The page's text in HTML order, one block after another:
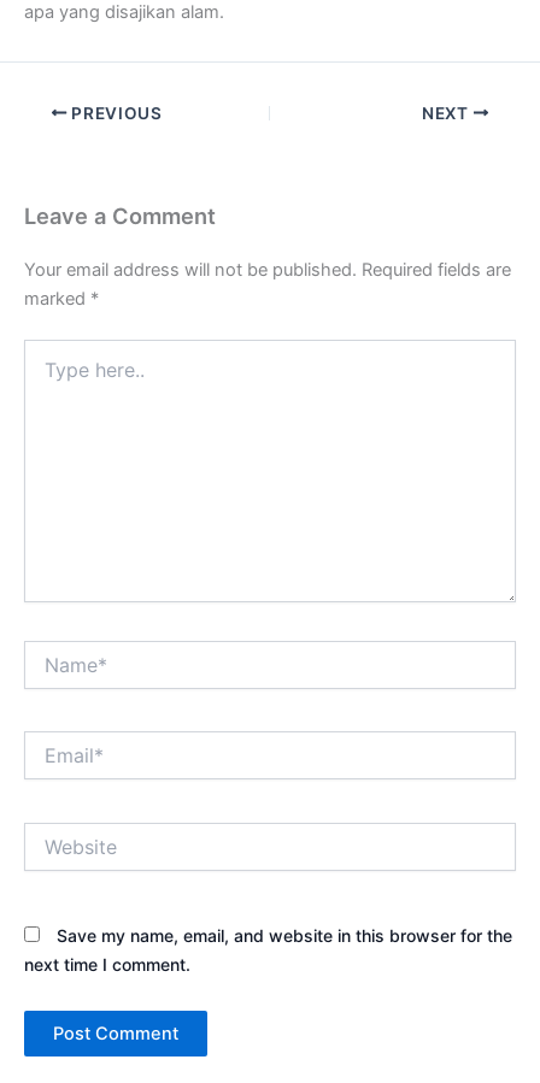
apa yang disajikan alam.
PREVIOUS NEXT
Leave a Comment
Your email address will not be published. Required fields are
marked *
here..
Save my name, email, and website in this browser for the
next time I comment.